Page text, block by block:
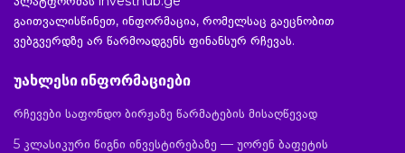
გაითვალისწინეთ, ინფორმაცია, რომელსაც გაეცნობით
ვებგვერდზე არ წარმოადგენს ფინანსურ რჩევას.
უახლესი ინფორმაციები
რჩევები საფონდო ბირჟაზე წარმატების მისაღწევად
5 კლასიკური წიგნი ინვესტირებაზე — უორენ ბაფეტის